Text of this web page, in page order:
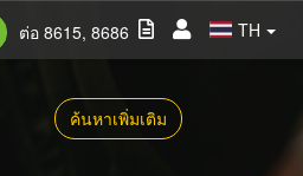
TH
ต่อ 8615, 8686
ค้นหาเพิ่มเติม